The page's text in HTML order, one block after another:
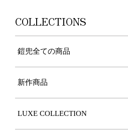
COLLECTIONS
鎧兜全ての商品
新作商品
LUXE COLLECTION